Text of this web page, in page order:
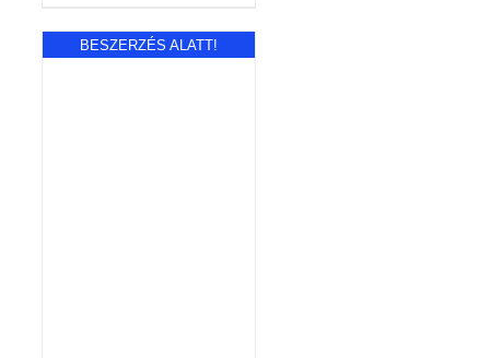
BESZERZÉS ALATT!